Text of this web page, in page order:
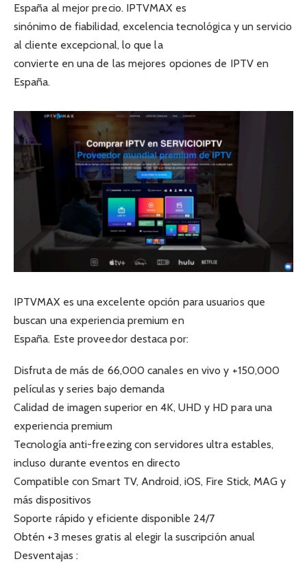
España al mejor precio. IPTVMAX es
sinónimo de fiabilidad, excelencia tecnológica y un servicio
al cliente excepcional, lo que la
convierte en una de las mejores opciones de IPTV en
España.
IPTVMAX es una excelente opción para usuarios que
buscan una experiencia premium en
España. Este proveedor destaca por:
Disfruta de más de 66,000 canales en vivo y +150,000
películas y series bajo demanda
Calidad de imagen superior en 4K, UHD y HD para una
experiencia premium
Tecnología anti-freezing con servidores ultra estables,
incluso durante eventos en directo
Compatible con Smart TV, Android, iOS, Fire Stick, MAG y
más dispositivos
Soporte rápido y eficiente disponible 24/7
Obtén +3 meses gratis al elegir la suscripción anual
Desventajas :